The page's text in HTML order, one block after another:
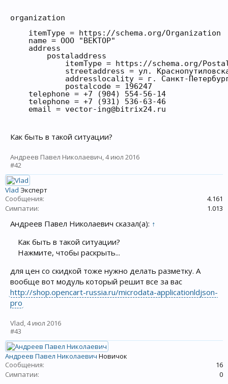
organization
    itemType = https://schema.org/Organization
    name = ООО "ВЕКТОР"
    address
        postaladdress
itemType = https://schema.org/
streetaddress = ул.
addresslocality = г. Санкт-
            postalcode = 196247
    telephone = +7 (904) 554-56-14
    telephone = +7 (931) 536-63-46
    email = vector-ing@bitrix24.ru
Как быть в такой ситуации?
Андреев Павел Николаевич,4 июл 2016
#42
Vlad Эксперт
Сообщения:
4.161
Симпатии:
1.013
Андреев Павел Николаевич сказал(а): ↑
Как быть в такой ситуации?
Нажмите, чтобы раскрыть...
для цен со скидкой тоже нужно делать разметку. А
вообще вот модуль который решит все за вас
http://shop.opencart-russia.ru/microdata-applicationldjson-
pro
Vlad,4 июл 2016
#43
Андреев Павел Николаевич Новичок
Сообщения:
16
Симпатии:
0